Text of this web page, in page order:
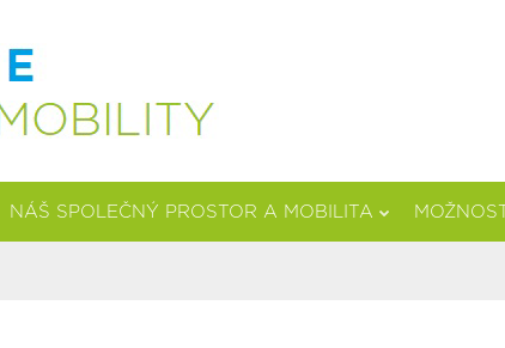
NÁŠ SPOLEČNÝ PROSTOR A MOBILITA